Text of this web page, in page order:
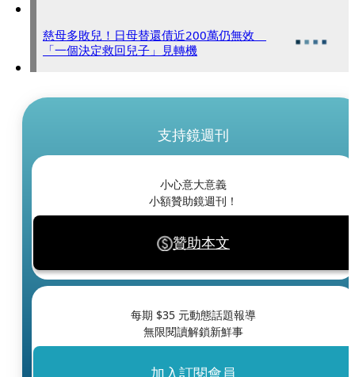
慈母多敗兒！日母替還債近200萬仍無效
「一個決定救回兒子」見轉機
支持鏡週刊
小心意大意義
小額贊助鏡週刊！
贊助本文
每期 $35 元動態話題報導
無限閱讀解鎖新鮮事
加入訂閱會員